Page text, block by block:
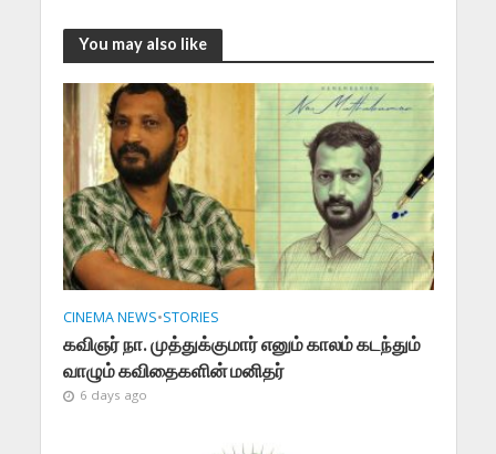
You may also like
CINEMA NEWS•STORIES
கவிஞர் நா. முத்துக்குமார் எனும் காலம் கடந்தும்
வாழும் கவிதைகளின் மனிதர்
6 days ago